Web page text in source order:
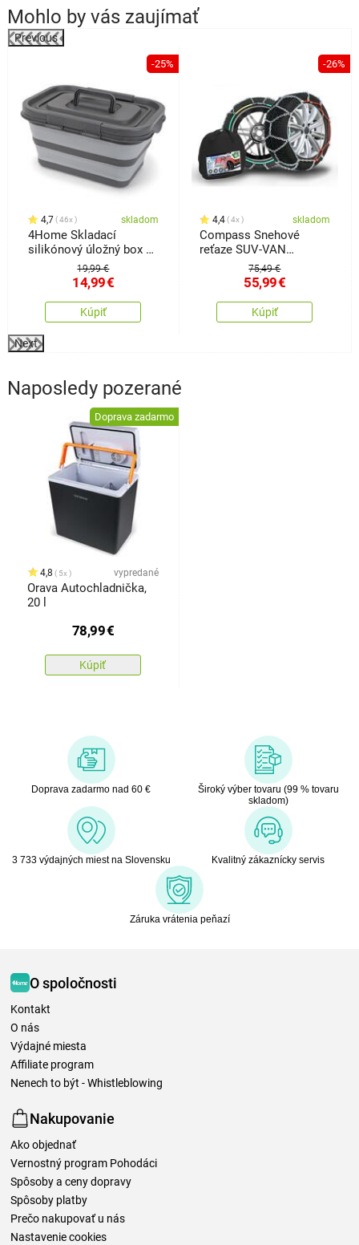
Mohlo by vás zaujímať
Previous
-25%
4,7 46x skladom
4Home Skladací
silikónový úložný box s
vekom Storage
19,99 €
14,99€
Kúpiť
-26%
4,4 4x skladom
Compass Snehové
reťaze SUV-VAN
ÖNORM vel. 240
75,49 €
55,99€
Kúpiť
Next
Naposledy pozerané
Doprava zadarmo
4,8 5x vypredané
Orava Autochladnička,
20 l
78,99€
Kúpiť
Doprava zadarmo nad 60 €
Široký výber tovaru (99 % tovaru
skladom)
3 733 výdajných miest na Slovensku Kvalitný zákaznícky servis
Záruka vrátenia peňazí
O spoločnosti
Kontakt
O nás
Výdajné miesta
Affiliate program
Nenech to být - Whistleblowing
Nakupovanie
Ako objednať
Vernostný program Pohodáci
Spôsoby a ceny dopravy
Spôsoby platby
Prečo nakupovať u nás
Nastavenie cookies